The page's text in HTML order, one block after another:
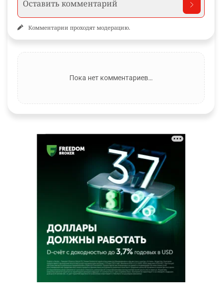
Комментарии проходят модерацию.
Пока нет комментариев…